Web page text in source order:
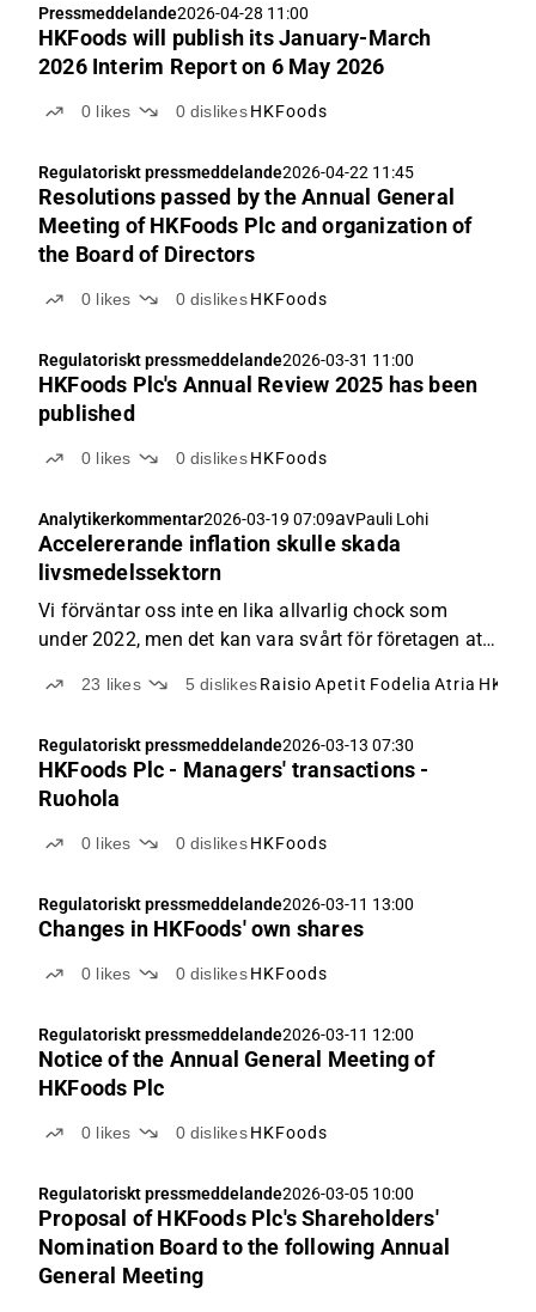
Pressmeddelande2026-04-28 11:00
HKFoods will publish its January-March
2026 Interim Report on 6 May 2026
0 likes 0 dislikes HKFoods
Regulatoriskt pressmeddelande2026-04-22 11:45
Resolutions passed by the Annual General
Meeting of HKFoods Plc and organization of
the Board of Directors
0 likes 0 dislikes HKFoods
Regulatoriskt pressmeddelande2026-03-31 11:00
HKFoods Plc's Annual Review 2025 has been
published
0 likes 0 dislikes HKFoods
Analytikerkommentar2026-03-19 07:09avPauli Lohi
Accelererande inflation skulle skada
livsmedelssektorn
Vi förväntar oss inte en lika allvarlig chock som
under 2022, men det kan vara svårt för företagen att
23 likes 5dislikesRaisio Apetit Fodelia Atria
Regulatoriskt pressmeddelande2026-03-13 07:30
HKFoods Plc - Managers' transactions -
Ruohola
0 likes 0 dislikes HKFoods
Regulatoriskt pressmeddelande2026-03-11 13:00
Changes in HKFoods' own shares
0 likes 0 dislikes HKFoods
Regulatoriskt pressmeddelande2026-03-11 12:00
Notice of the Annual General Meeting of
HKFoods Plc
0 likes 0 dislikes HKFoods
Regulatoriskt pressmeddelande2026-03-05 10:00
Proposal of HKFoods Plc's Shareholders'
Nomination Board to the following Annual
General Meeting